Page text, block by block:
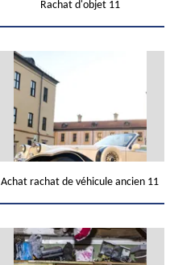
Rachat d'objet 11
Achat rachat de véhicule ancien 11